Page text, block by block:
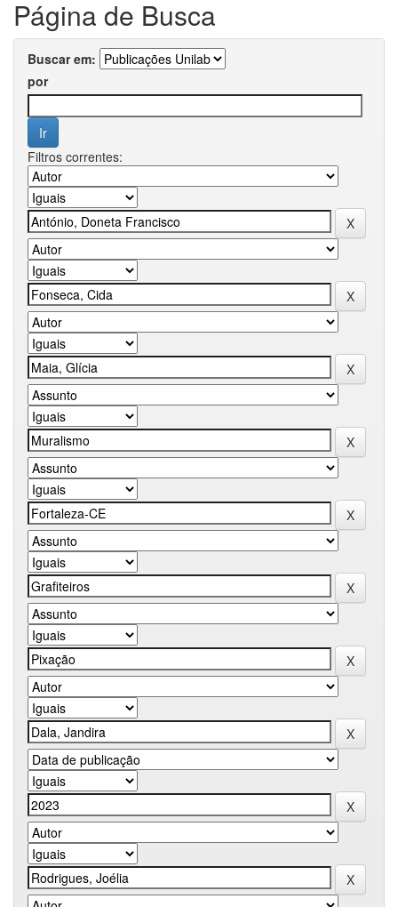
Página de Busca
Buscar em:
por
Filtros correntes: